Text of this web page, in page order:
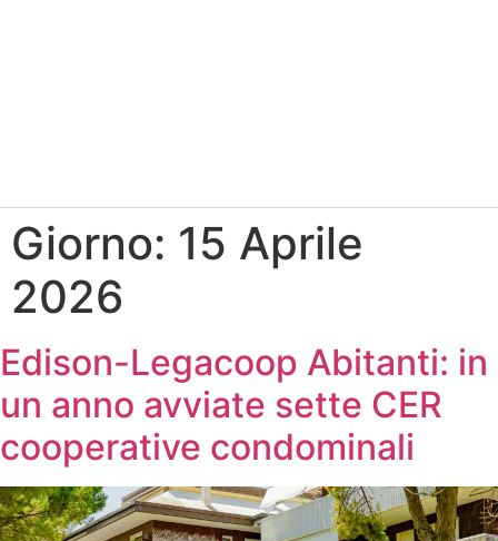
Giorno: 15 Aprile
2026
Edison-Legacoop Abitanti: in
un anno avviate sette CER
cooperative condominali